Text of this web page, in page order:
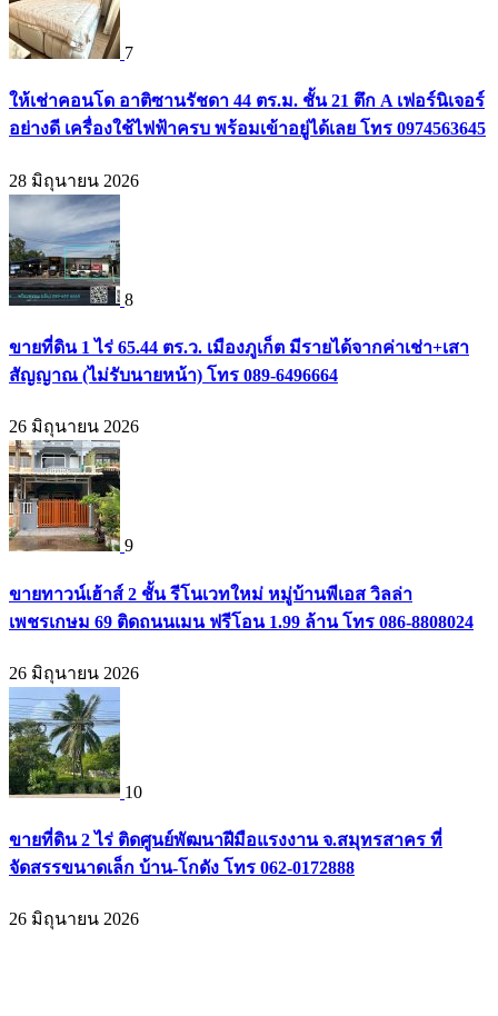
7
ให้เช่าคอนโด อาติซานรัชดา 44 ตร.ม. ชั้น 21 ตึก A เฟอร์นิเจอร์
อย่างดี เครื่องใช้ไฟฟ้าครบ พร้อมเข้าอยู่ได้เลย โทร 0974563645
28 มิถุนายน 2026
8
ขายที่ดิน 1 ไร่ 65.44 ตร.ว. เมืองภูเก็ต มีรายได้จากค่าเช่า+เสา
สัญญาณ (ไม่รับนายหน้า) โทร 089-6496664
26 มิถุนายน 2026
9
ขายทาวน์เฮ้าส์ 2 ชั้น รีโนเวทใหม่ หมู่บ้านพีเอส วิลล่า
เพชรเกษม 69 ติดถนนเมน ฟรีโอน 1.99 ล้าน โทร 086-8808024
26 มิถุนายน 2026
10
ขายที่ดิน 2 ไร่ ติดศูนย์พัฒนาฝีมือแรงงาน จ.สมุทรสาคร ที่
จัดสรรขนาดเล็ก บ้าน-โกดัง โทร 062-0172888
26 มิถุนายน 2026